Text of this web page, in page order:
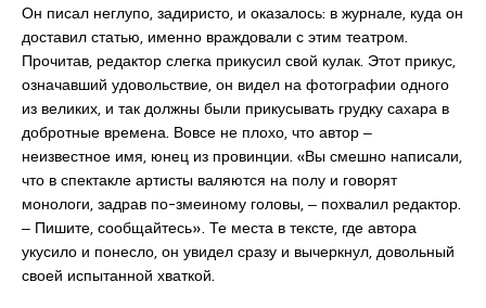
Он писал неглупо, задиристо, и оказалось: в журнале, куда он
доставил статью, именно враждовали с этим театром.
Прочитав, редактор слегка прикусил свой кулак. Этот прикус,
означавший удовольствие, он видел на фотографии одного
из великих, и так должны были прикусывать грудку сахара в
добротные времена. Вовсе не плохо, что автор ‒
неизвестное имя, юнец из провинции. «Вы смешно написали,
что в спектакле артисты валяются на полу и говорят
монологи, задрав по-змеиному головы, ‒ похвалил редактор.
‒ Пишите, сообщайтесь». Те места в тексте, где автора
укусило и понесло, он увидел сразу и вычеркнул, довольный
своей испытанной хваткой.